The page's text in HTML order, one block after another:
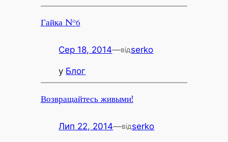
Гайка №6
Сер 18, 2014—відserko
у Блог
Возвращайтесь живыми!
Лип 22, 2014—відserko